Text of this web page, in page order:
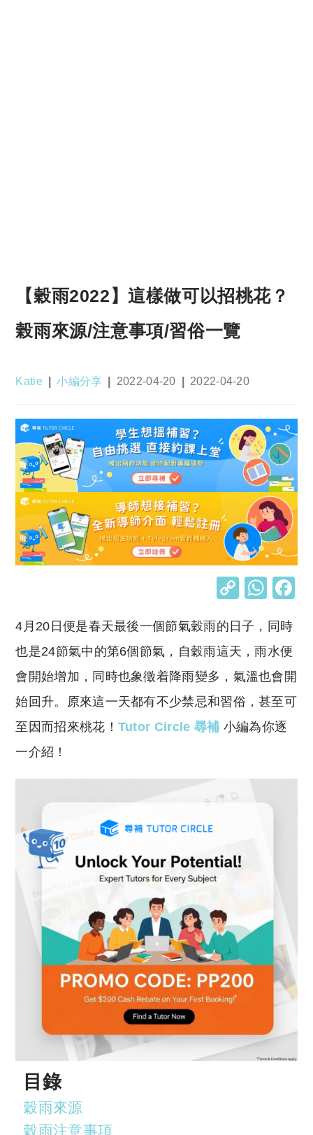
【穀雨2022】這樣做可以招桃花？
榖雨來源/注意事項/習俗一覽
Post
Katie
Post
小編分享
Post
2022-04-20
Post
2022-04-20
C
p
y
Li
n
k
W
at
s
A
p
p
4月20日便是春天最後一個節氣穀雨的日子，同時
也是24節氣中的第6個節氣，自穀雨這天，雨水便
會開始增加，同時也象徵着降雨變多，氣溫也會開
始回升。原來這一天都有不少禁忌和習俗，甚至可
至因而招來桃花！ Tutor Circle 尋補 小編為你逐
一介紹！
目錄
穀雨來源
穀雨注意事項